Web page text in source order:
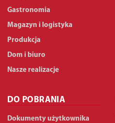
Gastronomia
Magazyn i logistyka
Produkcja
Dom i biuro
Nasze realizacje
DO POBRANIA
Dokumenty użytkownika